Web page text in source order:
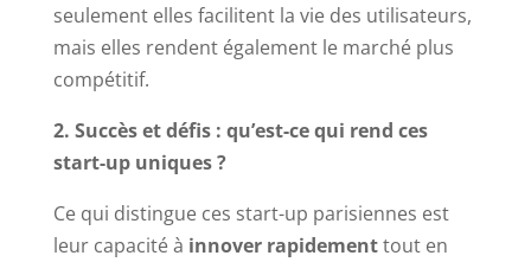
seulement elles facilitent la vie des utilisateurs,
mais elles rendent également le marché plus
compétitif.
2. Succès et défis : qu’est-ce qui rend ces
start-up uniques ?
Ce qui distingue ces start-up parisiennes est
leur capacité à innover rapidementtout en